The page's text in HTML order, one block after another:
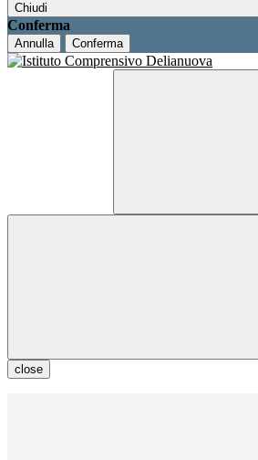
Chiudi
Conferma
Annulla Conferma
close